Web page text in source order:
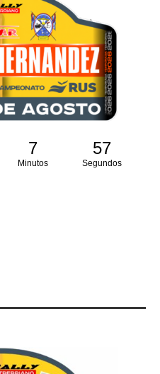
7
Minutos
56
Segundos